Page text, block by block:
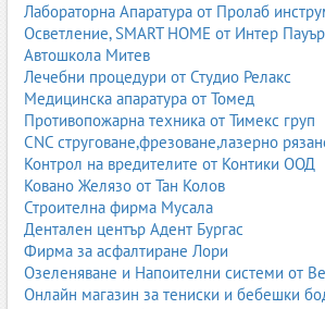
Лабораторна Апаратура от Пролаб
Осветление, SMART HOME от Интер Пауър
Автошкола Митев
Лечебни процедури от Студио Релакс
Медицинска апаратура от Томед
Противопожарна техника от Тимекс груп
CNC струговане,фрезоване,лазерно
Контрол на вредителите от Контики ООД
Ковано Желязо от Тан Колов
Строителна фирма Мусала
Дентален център Адент Бургас
Фирма за асфалтиране Лори
Озеленяване и Напоителни системи от
Онлайн магазин за тениски и бебешки